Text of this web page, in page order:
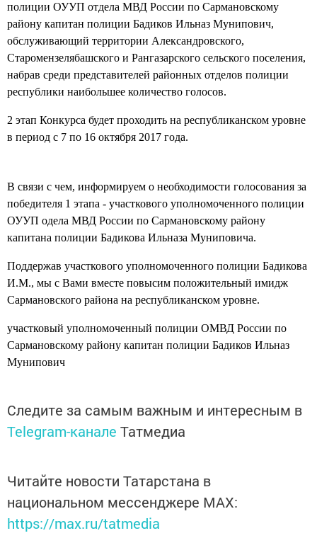
полиции ОУУП отдела МВД России по Сармановскому
району капитан полиции Бадиков Ильназ Мунипович,
обслуживающий территории Александровского,
Старомензелябашского и Рангазарского сельского поселения,
набрав среди представителей районных отделов полиции
республики наибольшее количество голосов.
2 этап Конкурса будет проходить на республиканском уровне
в период с 7 по 16 октября 2017 года.
В связи с чем, информируем о необходимости голосования за
победителя 1 этапа - участкового уполномоченного полиции
ОУУП одела МВД России по Сармановскому району
капитана полиции Бадикова Ильназа Муниповича.
Поддержав участкового уполномоченного полиции Бадикова
И.М., мы с Вами вместе повысим положительный имидж
Сармановского района на республиканском уровне.
участковый уполномоченный полиции ОМВД России по
Сармановскому району капитан полиции Бадиков Ильназ
Мунипович
Следите за самым важным и интересным в
Telegram-канале Татмедиа
Читайте новости Татарстана в
национальном мессенджере MАХ:
https://max.ru/tatmedia